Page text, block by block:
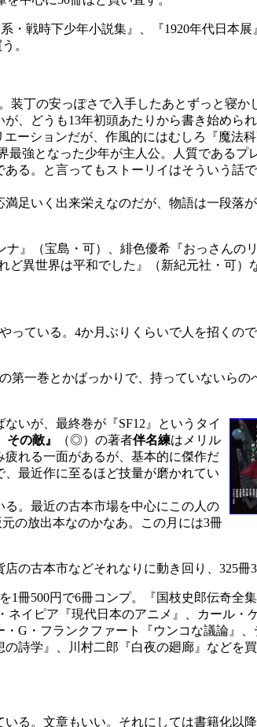
戦時下少年小説集』、『1920年代日本展
。
装丁の安っぽさで入手したあとずっと寝か
、どうも13年初頭あたりから書き始めら
ーションだが、作風的にはむしろ『魔法
最強となった少年が主人公。人質であるプ
る。と言ってもストーリイはそういう話
足いく出来栄えなのだが、物語は一段落
』（宝島・可）、緋色優希『おっさんのリ
異世界は平和でした』（新紀元社・可）
ている。4か月ぶりくらいで人を招くの
一巻とかばっかりで、持っていないらの
いが、最終巻が『SF12』というタイ
その敵』 （◎）の著者伴名練はメリル
れる一面があるが、基本的に傑作だ
最近作に至るほど技量が磨かれてい
。最近の古本市場を中心にこの人の
の放出本なのかなあ。この月には3冊
古本市などそれなりに動き回り、325冊
冊500円で6冊コンプ。『国枝史郎伝奇全
イピア『現代日本のアニメ』、カール・
G・フランクファート『ウンコな議論』
学』、川村二郎『白夜の廻廊』などを買
る。文章もいい。それにしては書籍化以